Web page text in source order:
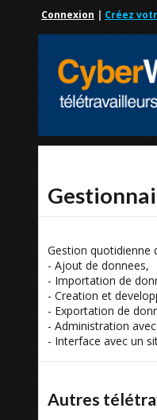
Connexion | Créez
Gestion quotidienne
- Ajout de donnees,
- Importation de
- Creation et
- Exportation de
- Administration
- Interface avec un
Autres